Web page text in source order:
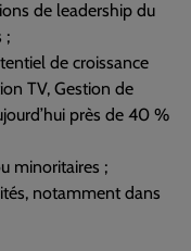
de leadership du
;
de croissance
TV, Gestion de
près de 40 %
minoritaires ;
notamment dans